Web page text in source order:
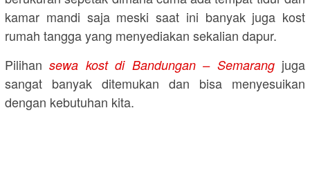
kamar mandi saja meski saat ini banyak juga kost
rumah tangga yang menyediakan sekalian dapur.
Pilihansewa kost di Bandungan – Semarangjuga
sangat banyak ditemukan dan bisa menyesuikan
dengan kebutuhan kita.